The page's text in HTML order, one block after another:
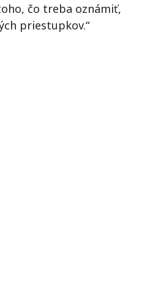
čo treba oznámiť,
priestupkov.“